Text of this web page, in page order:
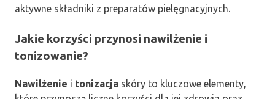
aktywne składniki z preparatów pielęgnacyjnych.
Jakie korzyści przynosi nawilżenie i
tonizowanie?
Nawilżenie i tonizacja skóry to kluczowe elementy,